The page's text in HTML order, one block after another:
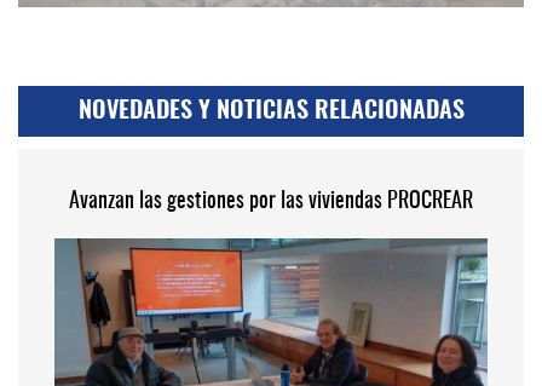
NOVEDADES Y NOTICIAS RELACIONADAS
Avanzan las gestiones por las viviendas PROCREAR